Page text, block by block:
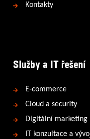
Kontakty
Služby a IT řešení
E-commerce
Cloud a security
Digitální marketing
IT konzultace a